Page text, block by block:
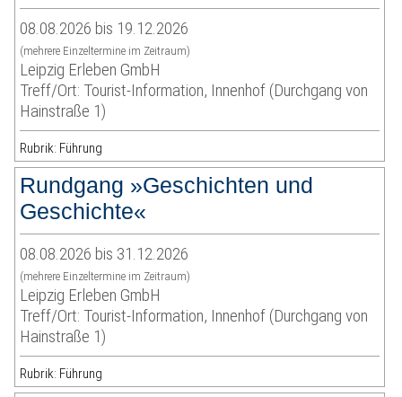
08.08.2026 bis 19.12.2026
(mehrere Einzeltermine im Zeitraum)
Leipzig Erleben GmbH
Treff/Ort: Tourist-Information, Innenhof (Durchgang von
Hainstraße 1)
Rubrik: Führung
Rundgang »Geschichten und
Geschichte«
08.08.2026 bis 31.12.2026
(mehrere Einzeltermine im Zeitraum)
Leipzig Erleben GmbH
Treff/Ort: Tourist-Information, Innenhof (Durchgang von
Hainstraße 1)
Rubrik: Führung